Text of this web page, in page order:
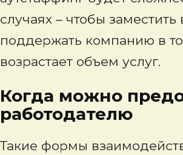
случаях – чтобы
поддержать компанию в
возрастает объем услуг.
Когда можно
работодателю
Такие формы